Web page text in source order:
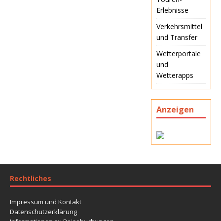
Erlebnisse
Verkehrsmittel
und Transfer
Wetterportale
und
Wetterapps
Anzeigen
Rechtliches
Impressum und Kontakt
Datenschutzerklärung